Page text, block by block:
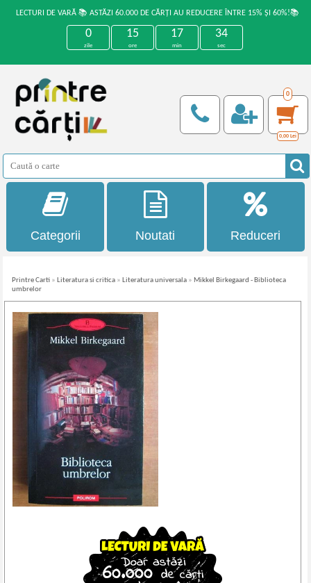
LECTURI DE VARĂ 📚 ASTĂZI 60.000 DE CĂRȚI AU REDUCERE ÎNTRE 15% ȘI 60%!📚
0
zile
15
ore
17
min
34
sec
0
0,00 Lei
Categorii Noutati Reduceri
Printre Carti » Literatura si critica » Literatura universala » Mikkel Birkegaard - Biblioteca
umbrelor